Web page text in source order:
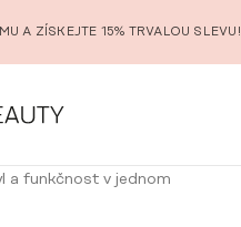
A ZÍSKEJTE 15% TRVALOU SLEVU!
a funkčnost v jednom